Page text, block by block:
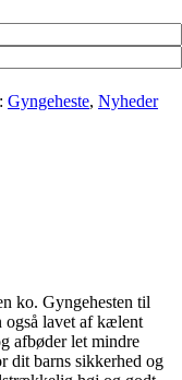
Gyngeheste, Nyheder
ko. Gyngehesten til
også lavet af kælent
afbøder let mindre
dit barns sikkerhed og